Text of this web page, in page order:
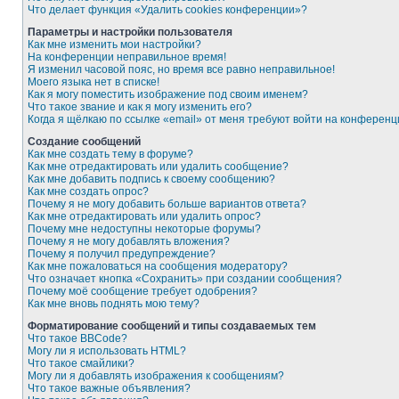
Что делает функция «Удалить cookies конференции»?
Параметры и настройки пользователя
Как мне изменить мои настройки?
На конференции неправильное время!
Я изменил часовой пояс, но время все равно неправильное!
Моего языка нет в списке!
Как я могу поместить изображение под своим именем?
Что такое звание и как я могу изменить его?
Когда я щёлкаю по ссылке «email» от меня требуют войти на
Создание сообщений
Как мне создать тему в форуме?
Как мне отредактировать или удалить сообщение?
Как мне добавить подпись к своему сообщению?
Как мне создать опрос?
Почему я не могу добавить больше вариантов ответа?
Как мне отредактировать или удалить опрос?
Почему мне недоступны некоторые форумы?
Почему я не могу добавлять вложения?
Почему я получил предупреждение?
Как мне пожаловаться на сообщения модератору?
Что означает кнопка «Сохранить» при создании сообщения?
Почему моё сообщение требует одобрения?
Как мне вновь поднять мою тему?
Форматирование сообщений и типы создаваемых тем
Что такое BBCode?
Могу ли я использовать HTML?
Что такое смайлики?
Могу ли я добавлять изображения к сообщениям?
Что такое важные объявления?